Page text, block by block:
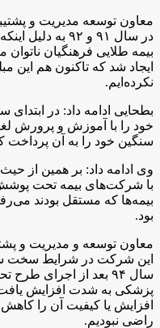
معاون توسعه مدیریت و
در سال ۹۱ و ۹۲
بیمه طلایی فرهنگیان
ایجاد شد که تاکنون هم این
نکرده‌ایم.
خود را با آموزش و پرورش
سنگین خود را به آن پرداخت
وی ادامه داد: بر همین از
با شرکت‌های بیمه تحت پوشش
بیمه‌ها که مستقل بودند
بود.
معاون توسعه و مدیریت و
سال ۹۴ بعد از اجرای
پزشکی به شدت افزایش یافت؛
افزایش یا کیفیت آن را کاهش
راضی نبودیم.